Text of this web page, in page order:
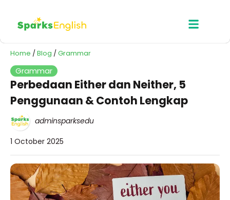
Home /Blog /Grammar
Grammar
Perbedaan Either dan Neither, 5
Penggunaan & Contoh Lengkap
adminsparksedu
1 October 2025